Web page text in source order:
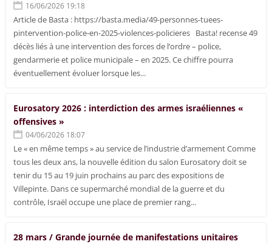
16/06/2026 19:18
Article de Basta : https://basta.media/49-personnes-tuees-
pintervention-police-en-2025-violences-policieres Basta! recense 49
décès liés à une intervention des forces de l’ordre – police,
gendarmerie et police municipale – en 2025. Ce chiffre pourra
éventuellement évoluer lorsque les...
Eurosatory 2026 : interdiction des armes israéliennes «
offensives »
04/06/2026 18:07
Le « en même temps » au service de l’industrie d’armement Comme
tous les deux ans, la nouvelle édition du salon Eurosatory doit se
tenir du 15 au 19 juin prochains au parc des expositions de
Villepinte. Dans ce supermarché mondial de la guerre et du
contrôle, Israël occupe une place de premier rang...
28 mars / Grande journée de manifestations unitaires